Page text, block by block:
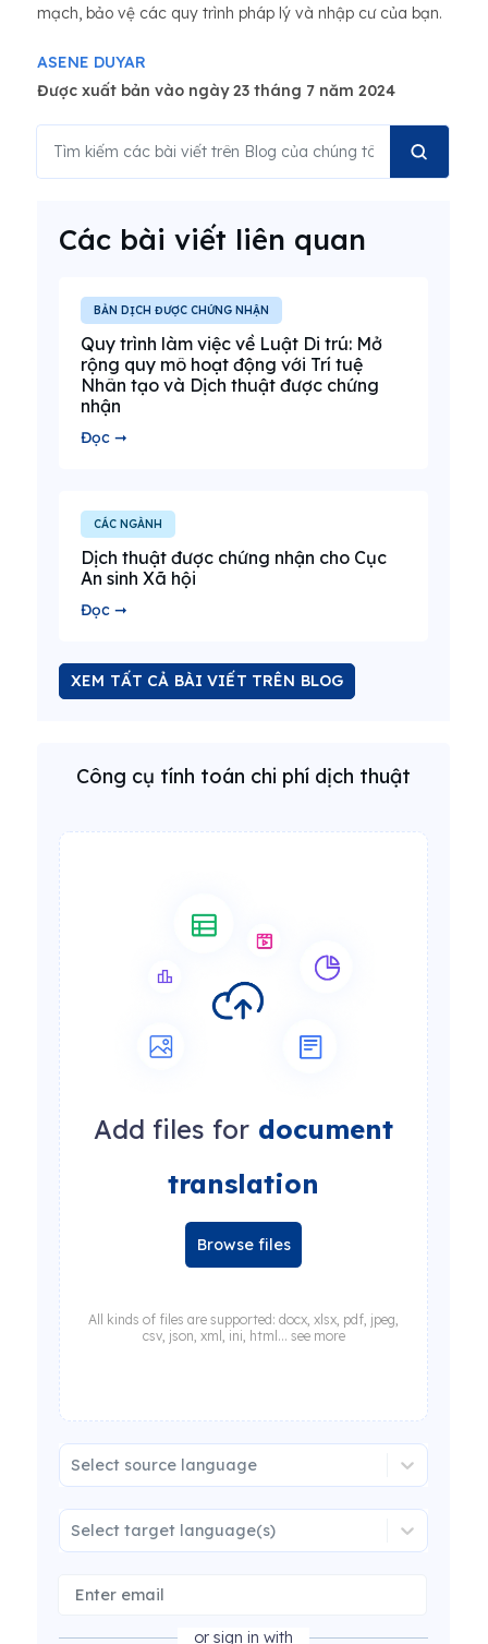
mạch, bảo vệ các quy trình pháp lý và nhập cư của bạn.
ASENE DUYAR
Được xuất bản vào ngày 23 tháng 7 năm 2024
Các bài viết liên quan
BẢN DỊCH ĐƯỢC CHỨNG NHẬN
Quy trình làm việc về Luật Di trú: Mở
rộng quy mô hoạt động với Trí tuệ
Nhân tạo và Dịch thuật được chứng
nhận
Đọc ➞
CÁC NGÀNH
Dịch thuật được chứng nhận cho Cục
An sinh Xã hội
Đọc ➞
XEM TẤT CẢ BÀI VIẾT TRÊN BLOG
Công cụ tính toán chi phí dịch thuật
Add files for document
translation
Browse files
All kinds of files are supported: docx, xlsx, pdf, jpeg,
csv, json, xml, ini, html... see more
Select source language
Select target language(s)
or sign in with